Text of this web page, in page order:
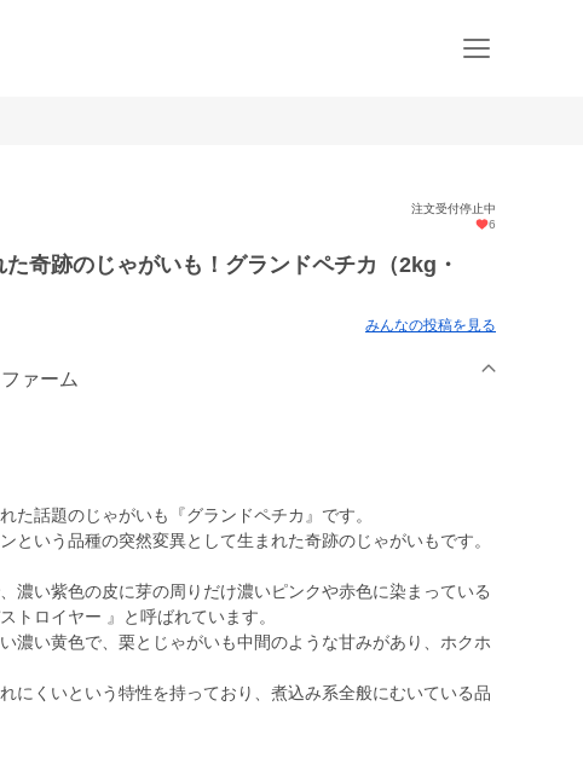
注文受付停止中
6
た奇跡のじゃがいも！グランドペチカ（2kg・
みんなの投稿を見る
ァーム
た話題のじゃがいも『グランドペチカ』です。
という品種の突然変異として生まれた奇跡のじゃがいもです。
濃い紫色の皮に芽の周りだけ濃いピンクや赤色に染まっている
トロイヤー 』と呼ばれています。
濃い黄色で、栗とじゃがいも中間のような甘みがあり、ホクホ
にくいという特性を持っており、煮込み系全般にむいている品